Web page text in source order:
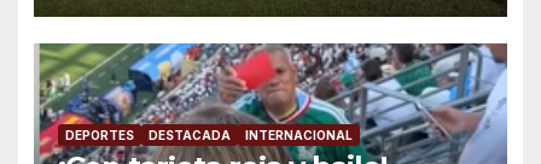
DEPORTES DESTACADA INTERNACIONAL